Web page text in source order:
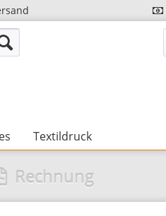
Textildruck
Rechnung